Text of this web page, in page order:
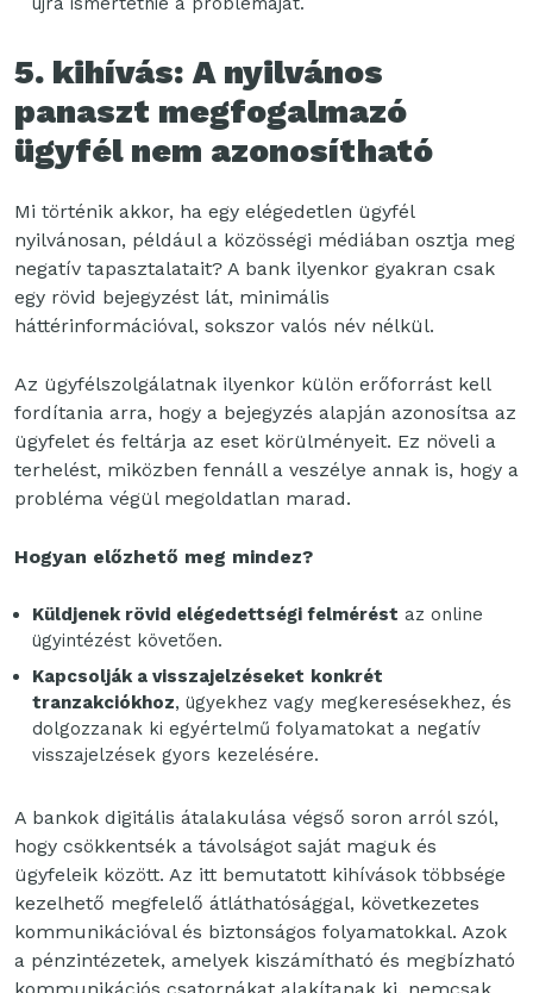
5. kihívás: A nyilvános
panaszt megfogalmazó
ügyfél nem azonosítható
Mi történik akkor, ha egy elégedetlen ügyfél
nyilvánosan, például a közösségi médiában osztja meg
negatív tapasztalatait? A bank ilyenkor gyakran csak
egy rövid bejegyzést lát, minimális
háttérinformációval, sokszor valós név nélkül.
Az ügyfélszolgálatnak ilyenkor külön erőforrást kell
fordítania arra, hogy a bejegyzés alapján azonosítsa az
ügyfelet és feltárja az eset körülményeit. Ez növeli a
terhelést, miközben fennáll a veszélye annak is, hogy a
probléma végül megoldatlan marad.
Hogyan előzhető meg mindez?
Küldjenek rövid elégedettségi felmérést az online
ügyintézést követően.
Kapcsolják a visszajelzéseket konkrét
tranzakciókhoz, ügyekhez vagy megkeresésekhez, és
dolgozzanak ki egyértelmű folyamatokat a negatív
visszajelzések gyors kezelésére.
A bankok digitális átalakulása végső soron arról szól,
hogy csökkentsék a távolságot saját maguk és
ügyfeleik között. Az itt bemutatott kihívások többsége
kezelhető megfelelő átláthatósággal, következetes
kommunikációval és biztonságos folyamatokkal. Azok
a pénzintézetek, amelyek kiszámítható és megbízható
kommunikációs csatornákat alakítanak ki, nemcsak